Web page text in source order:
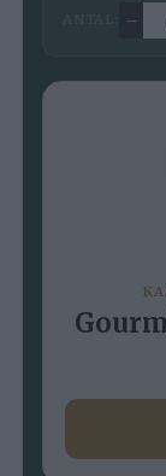
Ændre
–